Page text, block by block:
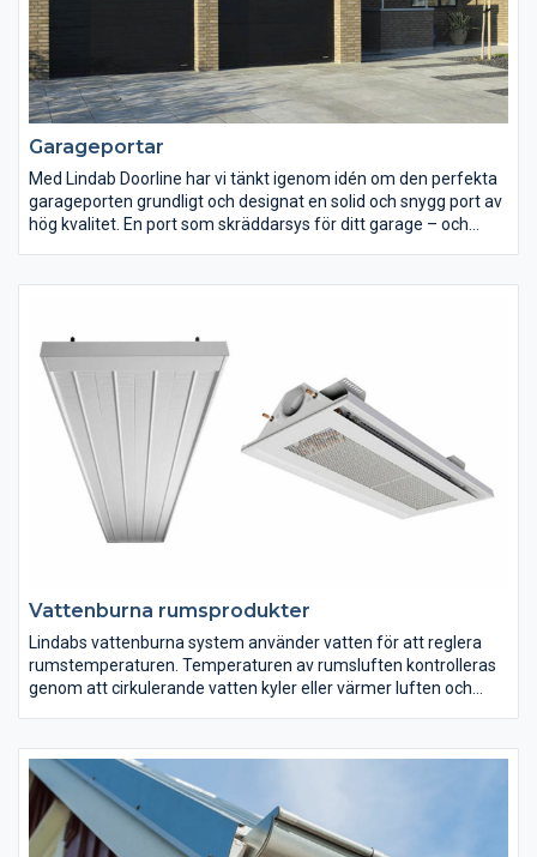
Garageportar
Med Lindab Doorline har vi tänkt igenom idén om den perfekta
garageporten grundligt och designat en solid och snygg port av
hög kvalitet. En port som skräddarsys för ditt garage – och
Vattenburna rumsprodukter
Lindabs vattenburna system använder vatten för att reglera
rumstemperaturen. Temperaturen av rumsluften kontrolleras
genom att cirkulerande vatten kyler eller värmer luften och
och värmepaneler, fasadapparater, reglerutrustning och
belysningsfunktion i några av bafflarna.